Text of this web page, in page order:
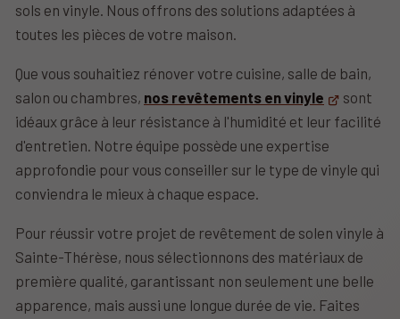
sols en vinyle. Nous offrons des solutions adaptées à
toutes les pièces de votre maison.
Que vous souhaitiez rénover votre cuisine, salle de bain,
salon ou chambres, nos revêtements en vinyle
sont
idéaux grâce à leur résistance à l'humidité et leur facilité
d'entretien. Notre équipe possède une expertise
approfondie pour vous conseiller sur le type de vinyle qui
conviendra le mieux à chaque espace.
Pour réussir votre projet de revêtement de solen vinyle à
Sainte-Thérèse, nous sélectionnons des matériaux de
première qualité, garantissant non seulement une belle
apparence, mais aussi une longue durée de vie. Faites